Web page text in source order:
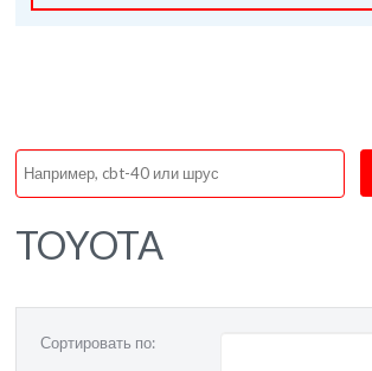
TOYOTA
Сортировать по: